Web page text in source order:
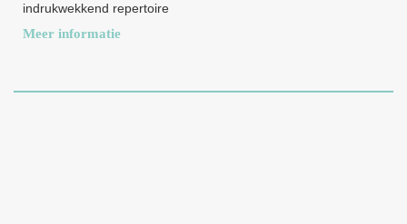
indrukwekkend repertoire
Meer informatie